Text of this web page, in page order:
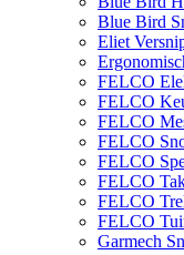
Blue Bird
Eliet
FELCO
FELCO
FELCO
FELCO
FELCO
FELCO
FELCO
FELCO
Garmech